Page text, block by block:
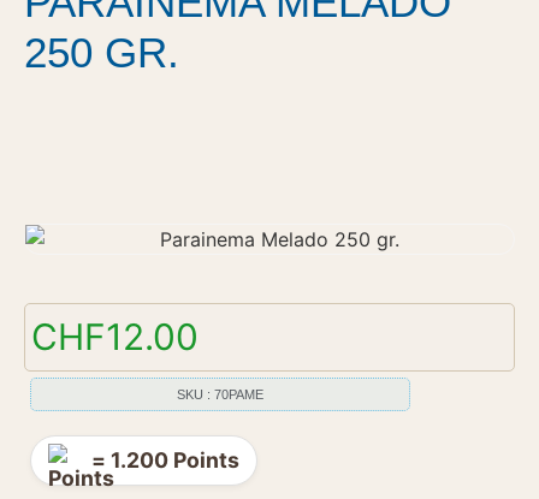
250 GR.
CHF12.00
SKU : 70PAME
= 1.200 Points